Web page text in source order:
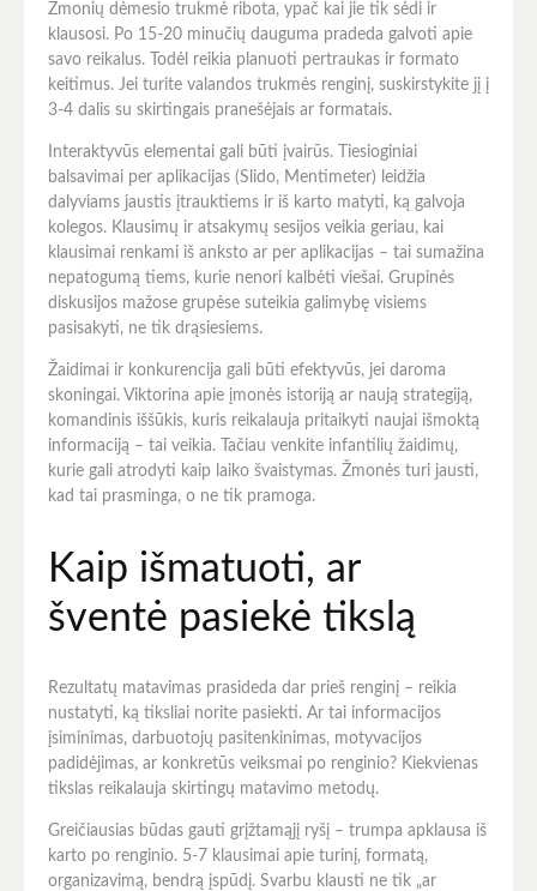
Žmonių dėmesio trukmė ribota, ypač kai jie tik sėdi ir
klausosi. Po 15-20 minučių dauguma pradeda galvoti apie
savo reikalus. Todėl reikia planuoti pertraukas ir formato
keitimus. Jei turite valandos trukmės renginį, suskirstykite jį į
3-4 dalis su skirtingais pranešėjais ar formatais.
Interaktyvūs elementai gali būti įvairūs. Tiesioginiai
balsavimai per aplikacijas (Slido, Mentimeter) leidžia
dalyviams jaustis įtrauktiems ir iš karto matyti, ką galvoja
kolegos. Klausimų ir atsakymų sesijos veikia geriau, kai
klausimai renkami iš anksto ar per aplikacijas – tai sumažina
nepatogumą tiems, kurie nenori kalbėti viešai. Grupinės
diskusijos mažose grupėse suteikia galimybę visiems
pasisakyti, ne tik drąsiesiems.
Žaidimai ir konkurencija gali būti efektyvūs, jei daroma
skoningai. Viktorina apie įmonės istoriją ar naują strategiją,
komandinis iššūkis, kuris reikalauja pritaikyti naujai išmoktą
informaciją – tai veikia. Tačiau venkite infantilių žaidimų,
kurie gali atrodyti kaip laiko švaistymas. Žmonės turi jausti,
kad tai prasminga, o ne tik pramoga.
Kaip išmatuoti, ar
šventė pasiekė tikslą
Rezultatų matavimas prasideda dar prieš renginį – reikia
nustatyti, ką tiksliai norite pasiekti. Ar tai informacijos
įsiminimas, darbuotojų pasitenkinimas, motyvacijos
padidėjimas, ar konkretūs veiksmai po renginio? Kiekvienas
tikslas reikalauja skirtingų matavimo metodų.
Greičiausias būdas gauti grįžtamąjį ryšį – trumpa apklausa iš
karto po renginio. 5-7 klausimai apie turinį, formatą,
organizavimą, bendrą įspūdį. Svarbu klausti ne tik „ar